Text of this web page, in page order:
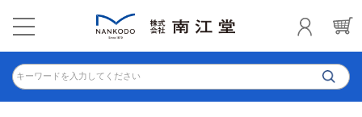
キーワードを入力してください